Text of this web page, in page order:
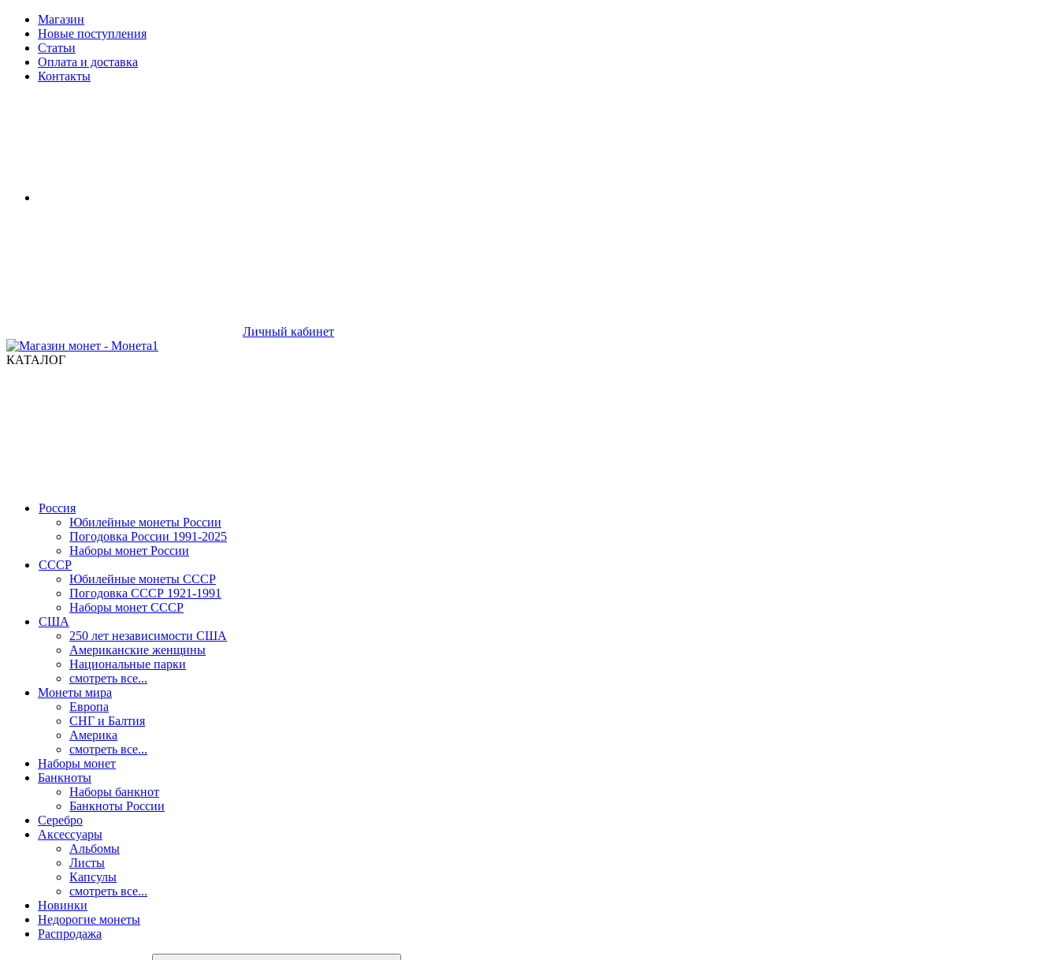
Магазин
Новые поступления
Статьи
Оплата и доставка
Контакты
Личный кабинет
КАТАЛОГ
Россия
Юбилейные монеты России
Погодовка России 1991-2025
Наборы монет России
СССР
Юбилейные монеты СССР
Погодовка СССР 1921-1991
Наборы монет СССР
США
250 лет независимости США
Американские женщины
Национальные парки
смотреть все...
Монеты мира
Европа
СНГ и Балтия
Америка
смотреть все...
Наборы монет
Банкноты
Наборы банкнот
Банкноты России
Серебро
Аксессуары
Альбомы
Листы
Капсулы
смотреть все...
Новинки
Недорогие монеты
Распродажа